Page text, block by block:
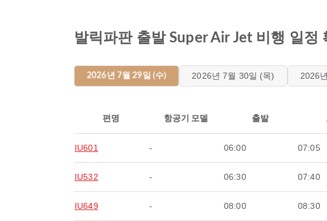
발릭파판 출발 Super Air Jet 비행 일정
2026년 7월 29일 (수) 2026년 7월 30일 (목) 2026
편명 항공기 모델 출발
IU601 - 06:00 07:05
IU532 - 06:30 07:40
IU649 - 08:00 08:30